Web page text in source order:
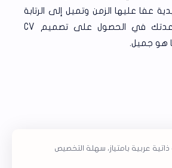
عفا عليها الزمن وتميل إلى الرتابة
لذلك نحن هنا لمساعدتك في الحصول على تصميم CV
هو جميل.